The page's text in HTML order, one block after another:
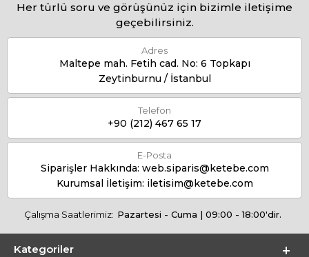
Her türlü soru ve görüşünüz için bizimle iletişime
geçebilirsiniz.
Adres
Maltepe mah. Fetih cad. No: 6 Topkapı
Zeytinburnu / İstanbul
Telefon
+90 (212) 467 65 17
E-Posta
Siparişler Hakkında: web.siparis@ketebe.com
Kurumsal İletişim: iletisim@ketebe.com
Çalışma Saatlerimiz: Pazartesi - Cuma | 09:00 - 18:00'dir.
Kategoriler